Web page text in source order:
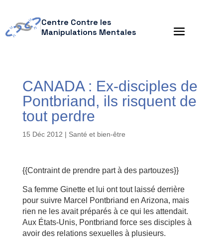
Centre Contre les
Manipulations Mentales
CANADA : Ex-disciples de
Pontbriand, ils risquent de
tout perdre
15 Déc 2012 | Santé et bien-être
{{Contraint de prendre part à des partouzes}}
Sa femme Ginette et lui ont tout laissé derrière
pour suivre Marcel Pontbriand en Arizona, mais
rien ne les avait préparés à ce qui les attendait.
Aux États-Unis, Pontbriand force ses disciples à
avoir des relations sexuelles à plusieurs.